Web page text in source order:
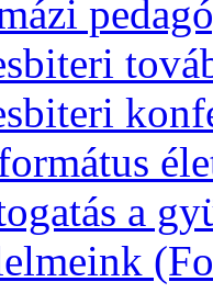
a